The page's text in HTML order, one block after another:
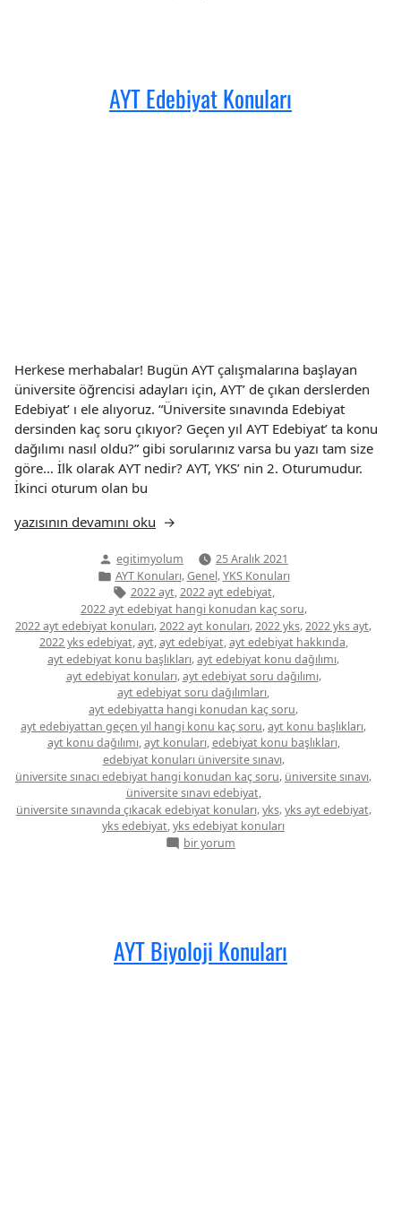
AYT Edebiyat Konuları
Herkese merhabalar! Bugün AYT çalışmalarına başlayan
üniversite öğrencisi adayları için, AYT’ de çıkan derslerden
Edebiyat’ ı ele alıyoruz. “Üniversite sınavında Edebiyat
dersinden kaç soru çıkıyor? Geçen yıl AYT Edebiyat’ ta konu
dağılımı nasıl oldu?” gibi sorularınız varsa bu yazı tam size
göre… İlk olarak AYT nedir? AYT, YKS’ nin 2. Oturumudur.
İkinci oturum olan bu
“AYT
yazısının devamını oku
Yazan:
egitimyolum
25 Aralık 2021
Yazı
kategorisi
AYT Konuları,Genel,YKS Konuları
Etiketler:
2022 ayt,2022 ayt edebiyat,
2022 ayt edebiyat hangi konudan kaç soru,
2022 ayt edebiyat konuları,2022 ayt konuları,2022 yks,2022 yks ayt,
2022 yks edebiyat,ayt,ayt edebiyat,ayt edebiyat hakkında,
ayt edebiyat konu başlıkları,ayt edebiyat konu dağılımı,
ayt edebiyat konuları,ayt edebiyat soru dağılımı,
ayt edebiyat soru dağılımları,
ayt edebiyatta hangi konudan kaç soru,
ayt edebiyattan geçen yıl hangi konu kaç soru,ayt konu başlıkları,
ayt konu dağılımı,ayt konuları,edebiyat konu başlıkları,
edebiyat konuları üniversite sınavı,
üniversite sınacı edebiyat hangi konudan kaç soru, üniversite sınavı,
üniversite sınavı edebiyat,
üniversite sınavında çıkacak edebiyat konuları,yks,yks ayt edebiyat,
yks edebiyat,yks edebiyat konuları
AYT
bir yorum
AYT Biyoloji Konuları